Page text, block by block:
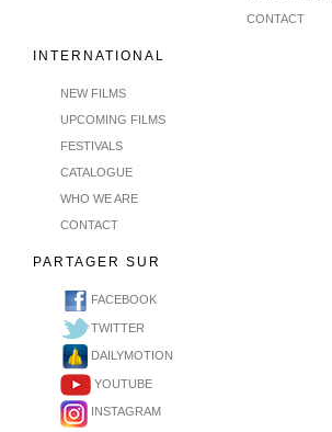
CONTACT
INTERNATIONAL
NEW FILMS
UPCOMING FILMS
FESTIVALS
CATALOGUE
WHO WE ARE
CONTACT
PARTAGER SUR
FACEBOOK
TWITTER
DAILYMOTION
YOUTUBE
INSTAGRAM